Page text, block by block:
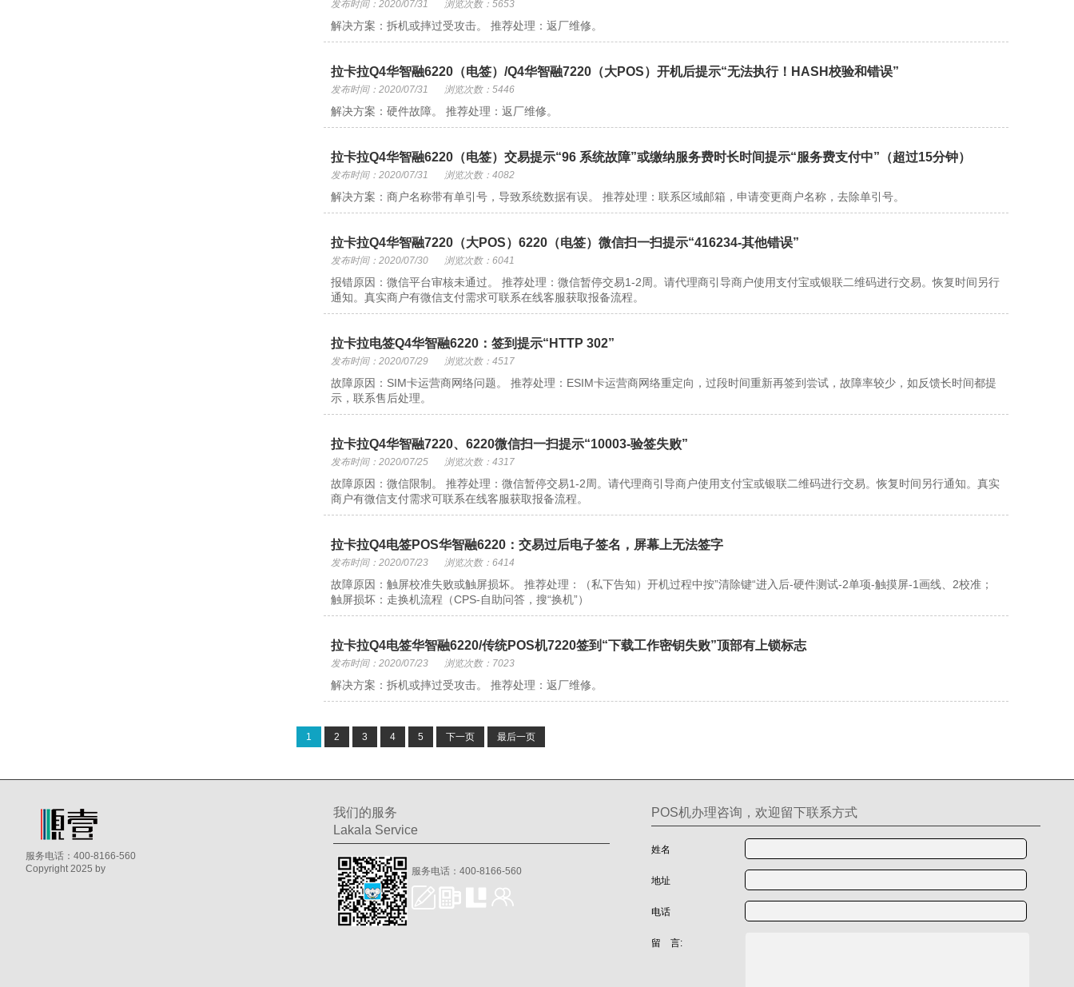
发布时间：2020/07/31 浏览次数：5653
解决方案：拆机或摔过受攻击。 推荐处理：返厂维修。
拉卡拉Q4华智融6220（电签）/Q4华智融7220（大POS）开机后提示“无法执行！HASH校验和错误”
发布时间：2020/07/31 浏览次数：5446
解决方案：硬件故障。 推荐处理：返厂维修。
拉卡拉Q4华智融6220（电签）交易提示“96 系统故障”或缴纳服务费时长时间提示“服务费支付中”（超过15分钟）
发布时间：2020/07/31 浏览次数：4082
解决方案：商户名称带有单引号，导致系统数据有误。 推荐处理：联系区域邮箱，申请变更商户名称，去除单引号。
拉卡拉Q4华智融7220（大POS）6220（电签）微信扫一扫提示“416234-其他错误”
发布时间：2020/07/30 浏览次数：6041
报错原因：微信平台审核未通过。 推荐处理：微信暂停交易1-2周。请代理商引导商户使用支付宝或银联二维码进行交易。恢复时间另行
通知。真实商户有微信支付需求可联系在线客服获取报备流程。
拉卡拉电签Q4华智融6220：签到提示“HTTP 302”
发布时间：2020/07/29 浏览次数：4517
故障原因：SIM卡运营商网络问题。 推荐处理：ESIM卡运营商网络重定向，过段时间重新再签到尝试，故障率较少，如反馈长时间都提
示，联系售后处理。
拉卡拉Q4华智融7220、6220微信扫一扫提示“10003-验签失败”
发布时间：2020/07/25 浏览次数：4317
故障原因：微信限制。 推荐处理：微信暂停交易1-2周。请代理商引导商户使用支付宝或银联二维码进行交易。恢复时间另行通知。真实
商户有微信支付需求可联系在线客服获取报备流程。
拉卡拉Q4电签POS华智融6220：交易过后电子签名，屏幕上无法签字
发布时间：2020/07/23 浏览次数：6414
故障原因：触屏校准失败或触屏损坏。 推荐处理：（私下告知）开机过程中按”清除键“进入后-硬件测试-2单项-触摸屏-1画线、2校准；
触屏损坏：走换机流程（CPS-自助问答，搜“换机”）
拉卡拉Q4电签华智融6220/传统POS机7220签到“下载工作密钥失败”顶部有上锁标志
发布时间：2020/07/23 浏览次数：7023
解决方案：拆机或摔过受攻击。 推荐处理：返厂维修。
1 2 3 4 5 下一页 最后一页
服务电话：400-8166-560
Copyright 2025 by
我们的服务
Lakala Service
服务电话：400-8166-560
POS机办理咨询，欢迎留下联系方式
姓名
地址
电话
留 言: